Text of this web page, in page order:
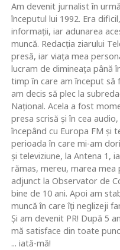
Am devenit jurnalist în
începutul lui 1992. Era
informaţii, iar adunarea
muncă. Redacţia ziarului
presă, iar viaţa mea
lucram de dimineaţa până
timp în care am început să
am decis să plec la
Naţional. Acela a fost
presa scrisă şi în cea
începând cu Europa FM şi
perioada în care mi-am
şi televiziune, la Antena 1,
rămas, mereu, marea mea
adjunct la Observator de
bine de 10 ani. Apoi am
muncă în care îţi neglizeji
Şi am devenit PR! După 5
mă satisface din toate
... iată-mă!